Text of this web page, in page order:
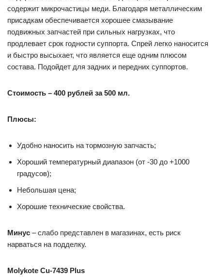
содержит микрочастицы меди. Благодаря металлическим
присадкам обеспечивается хорошее смазывание
подвижных запчастей при сильных нагрузках, что
продлевает срок годности суппорта. Спрей легко наносится
и быстро высыхает, что является еще одним плюсом
состава. Подойдет для задних и передних суппортов.
Стоимость – 400 рублей за 500 мл.
Плюсы:
Удобно наносить на тормозную запчасть;
Хороший температурный диапазон (от -30 до +1000
градусов);
Небольшая цена;
Хорошие технические свойства.
Минус – слабо представлен в магазинах, есть риск
нарваться на подделку.
Molykote Cu-7439 Plus